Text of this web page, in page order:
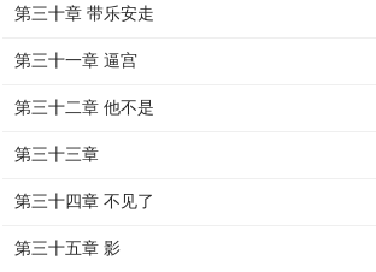
第三十章 带乐安走
第三十一章 逼宫
第三十二章 他不是
第三十三章
第三十四章 不见了
第三十五章 影